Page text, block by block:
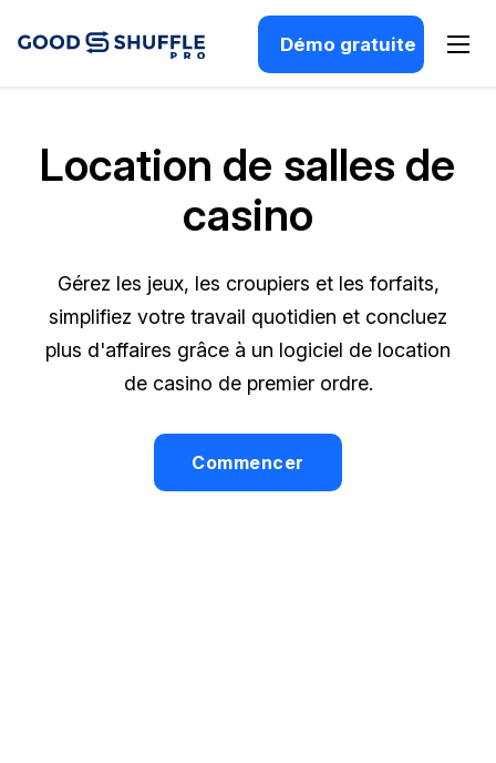
Démo gratuite
Location de salles de
casino
Gérez les jeux, les croupiers et les forfaits,
simplifiez votre travail quotidien et concluez
plus d'affaires grâce à un logiciel de location
de casino de premier ordre.
Commencer